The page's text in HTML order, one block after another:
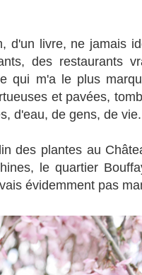
d'un livre, ne jamais
des restaurants
qui m'a le plus
et pavées,
d'eau, de gens, de vie.
des plantes au
le quartier
évidemment pas